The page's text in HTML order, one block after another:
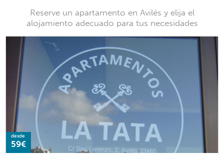
Reserve un apartamento en Avilés y elija el
alojamiento adecuado para tus necesidades
desde
59€